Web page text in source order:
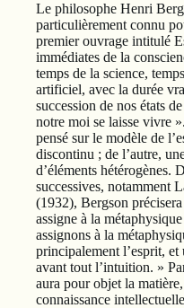
Le philosophe Henri
particulièrement connu
premier ouvrage intitulé
immédiates de la
temps de la science,
artificiel, avec la durée
succession de nos états
notre moi se laisse vivre
pensé sur le modèle de
discontinu ; de l’autre,
d’éléments hétérogènes.
successives, notamment
(1932), Bergson
assigne à la
assignons à la
principalement l’esprit, et
avant tout l’intuition. »
aura pour objet la
connaissance